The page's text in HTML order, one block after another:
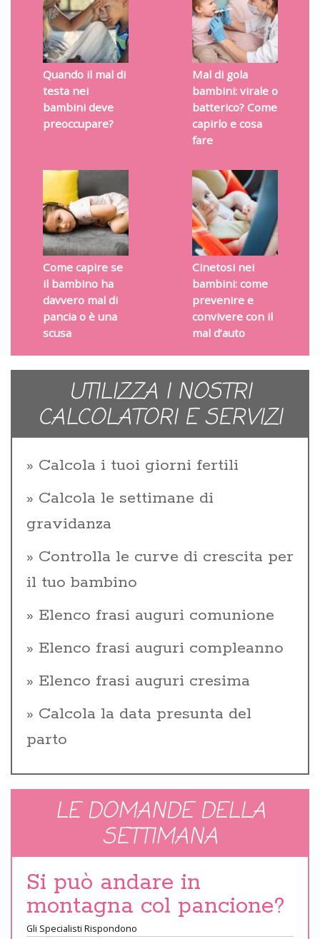
Quando il mal di
testa nei
bambini deve
preoccupare?
Mal di gola
bambini: virale o
batterico? Come
capirlo e cosa
fare
Come capire se
il bambino ha
davvero mal di
pancia o è una
scusa
Cinetosi nei
bambini: come
prevenire e
convivere con il
mal d’auto
UTILIZZA I NOSTRI
CALCOLATORI E SERVIZI
Calcola i tuoi giorni fertili
Calcola le settimane di
gravidanza
Controlla le curve di crescita per
il tuo bambino
Elenco frasi auguri comunione
Elenco frasi auguri compleanno
Elenco frasi auguri cresima
Calcola la data presunta del
parto
LE DOMANDE DELLA
SETTIMANA
Si può andare in
montagna col pancione?
Gli Specialisti Rispondono